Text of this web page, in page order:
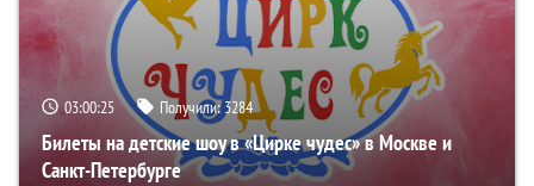
03:00:24 Получили:3284
Билеты на детские шоу в «Цирке чудес» в Москве и
Санкт-Петербурге